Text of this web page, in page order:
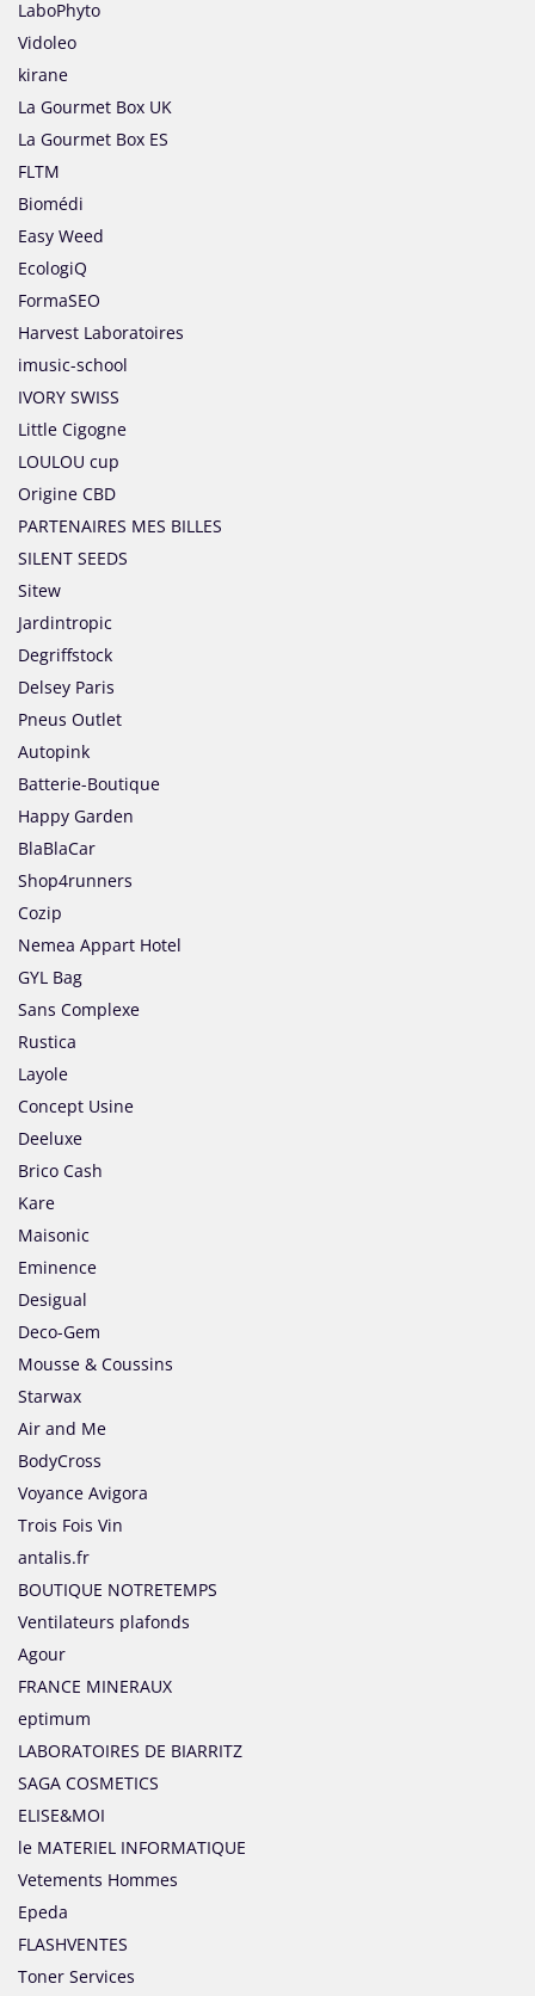
LaboPhyto
Vidoleo
kirane
La Gourmet Box UK
La Gourmet Box ES
FLTM
Biomédi
Easy Weed
EcologiQ
FormaSEO
Harvest Laboratoires
imusic-school
IVORY SWISS
Little Cigogne
LOULOU cup
Origine CBD
PARTENAIRES MES BILLES
SILENT SEEDS
Sitew
Jardintropic
Degriffstock
Delsey Paris
Pneus Outlet
Autopink
Batterie-Boutique
Happy Garden
BlaBlaCar
Shop4runners
Cozip
Nemea Appart Hotel
GYL Bag
Sans Complexe
Rustica
Layole
Concept Usine
Deeluxe
Brico Cash
Kare
Maisonic
Eminence
Desigual
Deco-Gem
Mousse & Coussins
Starwax
Air and Me
BodyCross
Voyance Avigora
Trois Fois Vin
antalis.fr
BOUTIQUE NOTRETEMPS
Ventilateurs plafonds
Agour
FRANCE MINERAUX
eptimum
LABORATOIRES DE BIARRITZ
SAGA COSMETICS
ELISE&MOI
le MATERIEL INFORMATIQUE
Vetements Hommes
Epeda
FLASHVENTES
Toner Services